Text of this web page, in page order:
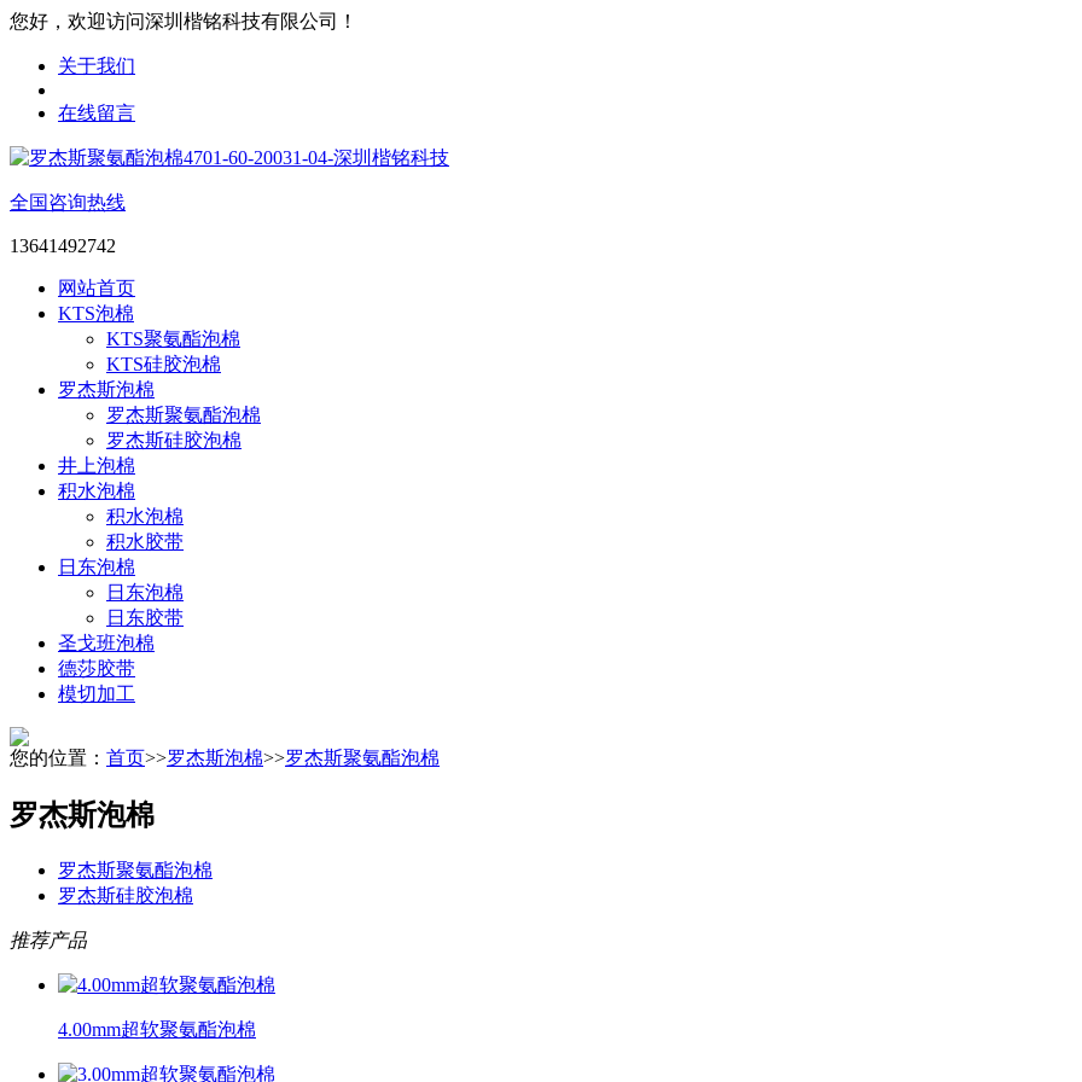
您好，欢迎访问深圳楷铭科技有限公司！
关于我们
在线留言
全国咨询热线
13641492742
网站首页
KTS泡棉
KTS聚氨酯泡棉
KTS硅胶泡棉
罗杰斯泡棉
罗杰斯聚氨酯泡棉
罗杰斯硅胶泡棉
井上泡棉
积水泡棉
积水泡棉
积水胶带
日东泡棉
日东泡棉
日东胶带
圣戈班泡棉
德莎胶带
模切加工
您的位置： 首页>>罗杰斯泡棉>>罗杰斯聚氨酯泡棉
罗杰斯泡棉
罗杰斯聚氨酯泡棉
罗杰斯硅胶泡棉
推荐产品
4.00mm超软聚氨酯泡棉